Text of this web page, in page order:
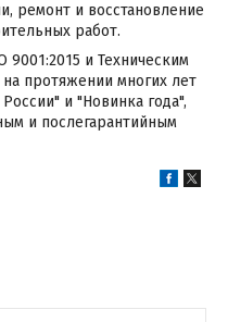
ремонт и восстановление
работ.
и Техническим
протяжении многих лет
и "Новинка года",
и послегарантийным